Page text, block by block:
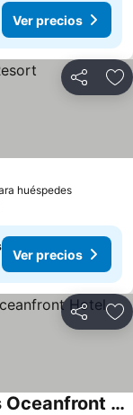
Ver precios
Compartir
huéspedes
Ver precios
Compartir
Tides Folly Beach, Charleston's Oceanfront Hotel